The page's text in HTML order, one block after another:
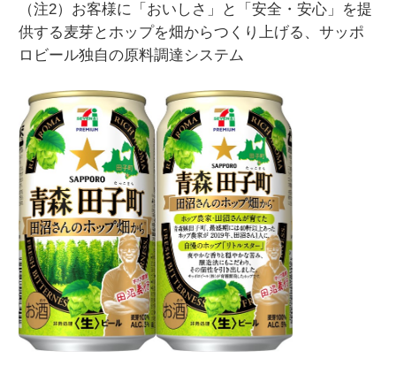
（注2）お客様に「おいしさ」と「安全・安心」を提
供する麦芽とホップを畑からつくり上げる、サッポ
ロビール独自の原料調達システム